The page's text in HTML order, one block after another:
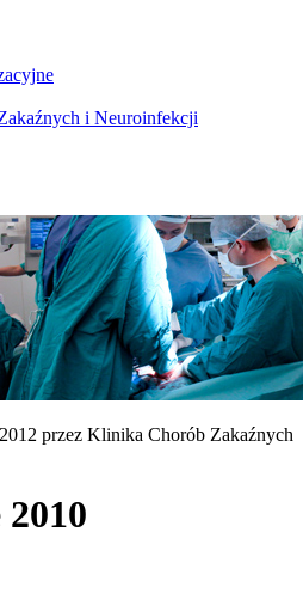
i Neuroinfekcji
przez Klinika Chorób Zakaźnych